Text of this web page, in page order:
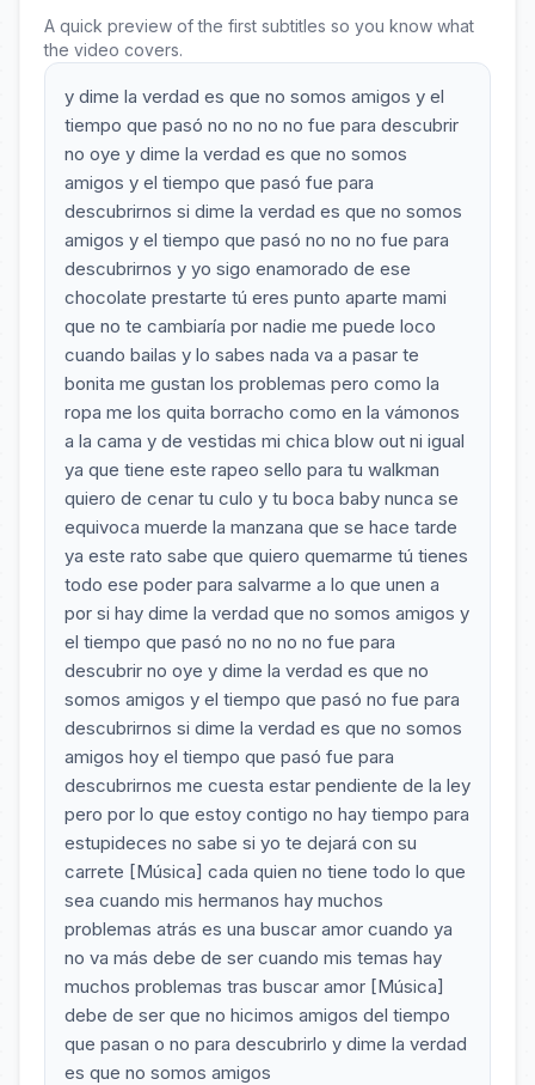
A quick preview of the first subtitles so you know what
the video covers.
y dime la verdad es que no somos amigos y el
tiempo que pasó no no no no fue para descubrir
no oye y dime la verdad es que no somos
amigos y el tiempo que pasó fue para
descubrirnos si dime la verdad es que no somos
amigos y el tiempo que pasó no no no fue para
descubrirnos y yo sigo enamorado de ese
chocolate prestarte tú eres punto aparte mami
que no te cambiaría por nadie me puede loco
cuando bailas y lo sabes nada va a pasar te
bonita me gustan los problemas pero como la
ropa me los quita borracho como en la vámonos
a la cama y de vestidas mi chica blow out ni igual
ya que tiene este rapeo sello para tu walkman
quiero de cenar tu culo y tu boca baby nunca se
equivoca muerde la manzana que se hace tarde
ya este rato sabe que quiero quemarme tú tienes
todo ese poder para salvarme a lo que unen a
por si hay dime la verdad que no somos amigos y
el tiempo que pasó no no no no fue para
descubrir no oye y dime la verdad es que no
somos amigos y el tiempo que pasó no fue para
descubrirnos si dime la verdad es que no somos
amigos hoy el tiempo que pasó fue para
descubrirnos me cuesta estar pendiente de la ley
pero por lo que estoy contigo no hay tiempo para
estupideces no sabe si yo te dejará con su
carrete [Música] cada quien no tiene todo lo que
sea cuando mis hermanos hay muchos
problemas atrás es una buscar amor cuando ya
no va más debe de ser cuando mis temas hay
muchos problemas tras buscar amor [Música]
debe de ser que no hicimos amigos del tiempo
que pasan o no para descubrirlo y dime la verdad
es que no somos amigos